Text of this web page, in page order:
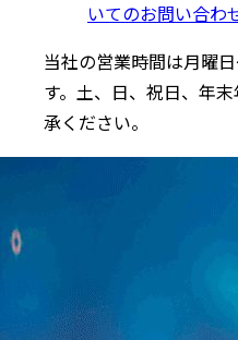
いてのお問い合わ
当社の営業時間は月曜
す。土、日、祝日、年
承ください。